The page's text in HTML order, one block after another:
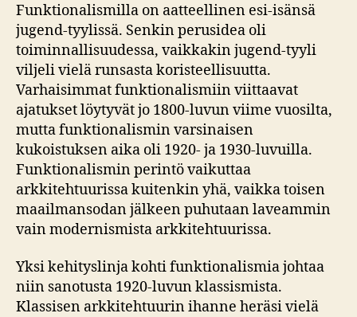
Funktionalismilla on aatteellinen esi-isänsä
jugend-tyylissä. Senkin perusidea oli
toiminnallisuudessa, vaikkakin jugend-tyyli
viljeli vielä runsasta koristeellisuutta.
Varhaisimmat funktionalismiin viittaavat
ajatukset löytyvät jo 1800-luvun viime vuosilta,
mutta funktionalismin varsinaisen
kukoistuksen aika oli 1920- ja 1930-luvuilla.
Funktionalismin perintö vaikuttaa
arkkitehtuurissa kuitenkin yhä, vaikka toisen
maailmansodan jälkeen puhutaan laveammin
vain modernismista arkkitehtuurissa.
Yksi kehityslinja kohti funktionalismia johtaa
niin sanotusta 1920-luvun klassismista.
Klassisen arkkitehtuurin ihanne heräsi vielä